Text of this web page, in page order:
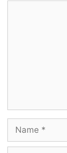
Raa un
Vaa ra mainaa
Name